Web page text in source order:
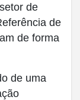
de
de
de forma
de uma